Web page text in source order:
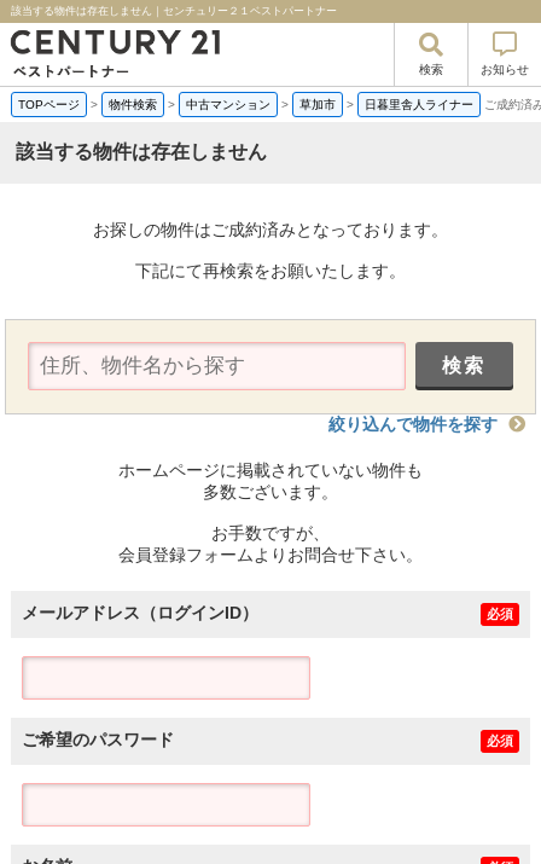
該当する物件は存在しません｜センチュリー２１ベストパートナー
検索 お知らせ
TOPページ > 物件検索 > 中古マンション > 草加市 > 日暮里舎人ライナー ご成約済
該当する物件は存在しません
お探しの物件はご成約済みとなっております。
下記にて再検索をお願いたします。
絞り込んで物件を探す
ホームページに掲載されていない物件も
多数ございます。
お手数ですが、
会員登録フォームよりお問合せ下さい。
メールアドレス（ログインID） 必須
ご希望のパスワード 必須